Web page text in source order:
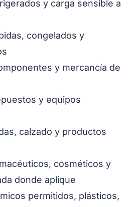
y carga sensible a
congelados y
y mercancía de
y equipos
calzado y productos
cosméticos y
donde aplique
permitidos, plásticos,